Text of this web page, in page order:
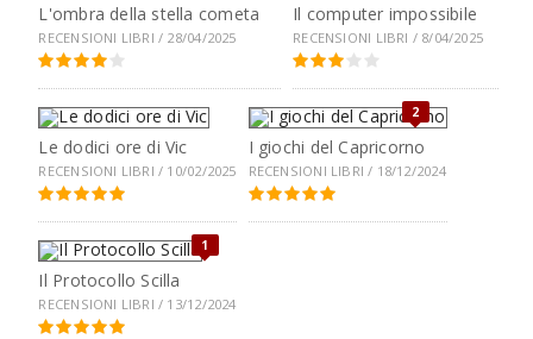
L'ombra della stella cometa
RECENSIONI LIBRI / 28/04/2025
Il computer impossibile
RECENSIONI LIBRI / 8/04/2025
Le dodici ore di Vic
RECENSIONI LIBRI / 10/02/2025
2
I giochi del Capricorno
RECENSIONI LIBRI / 18/12/2024
1
Il Protocollo Scilla
RECENSIONI LIBRI / 13/12/2024